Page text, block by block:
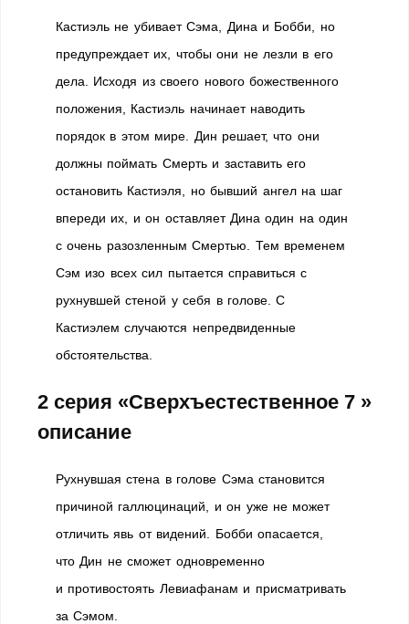
Кастиэль не убивает Сэма, Дина и Бобби, но
предупреждает их, чтобы они не лезли в его
дела. Исходя из своего нового божественного
положения, Кастиэль начинает наводить
порядок в этом мире. Дин решает, что они
должны поймать Смерть и заставить его
остановить Кастиэля, но бывший ангел на шаг
впереди их, и он оставляет Дина один на один
с очень разозленным Смертью. Тем временем
Сэм изо всех сил пытается справиться с
рухнувшей стеной у себя в голове. С
Кастиэлем случаются непредвиденные
обстоятельства.
2 серия «Сверхъестественное 7 »
описание
Рухнувшая стена в голове Сэма становится
причиной галлюцинаций, и он уже не может
отличить явь от видений. Бобби опасается,
что Дин не сможет одновременно
и противостоять Левиафанам и присматривать
за Сэмом.